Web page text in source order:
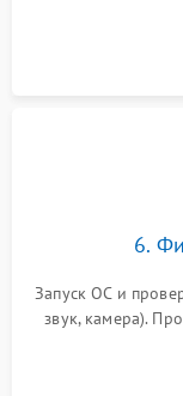
шлейфов,
6.
Запуск ОС и
звук, камера).
для контроля